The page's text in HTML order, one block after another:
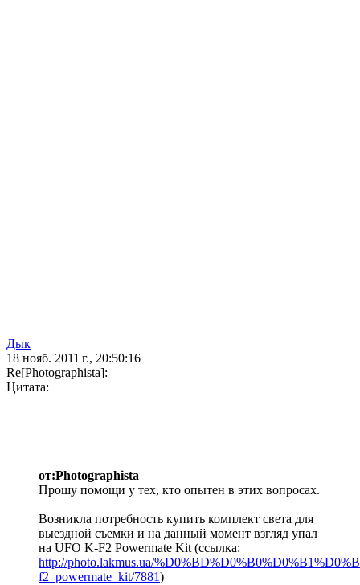
Дык
18 нояб. 2011 г., 20:50:16
Re[Photographista]:
Цитата:
от:Photographista
Прошу помощи у тех, кто опытен в этих вопросах.
Возникла потребность купить комплект света для
выездной съемки и на данный момент взгляд упал
на UFO K-F2 Powermate Kit (ссылка:
http://photo.lakmus.ua/
f2_powermate_kit/7881)